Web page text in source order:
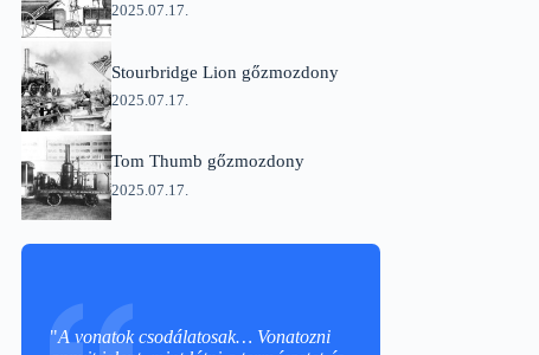
2025.07.17.
Stourbridge Lion gőzmozdony
2025.07.17.
Tom Thumb gőzmozdony
2025.07.17.
"A vonatok csodálatosak… Vonatozni